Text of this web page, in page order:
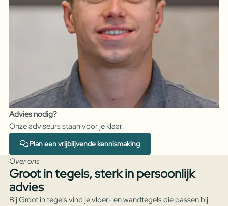
Advies nodig?
Onze adviseurs staan voor je klaar!
Plan een vrijblijvende kennismaking
Over ons
Groot in tegels, sterk in persoonlijk
advies
Bij Groot in tegels vind je vloer- en wandtegels die passen bij